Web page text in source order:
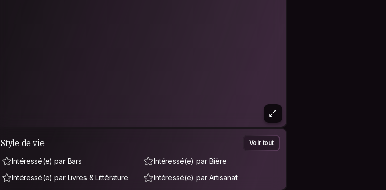
Style de vie Voir tout
Intéressé(e) par Bars
Intéressé(e) par Bière
Intéressé(e) par Livres & Littérature
Intéressé(e) par Artisanat